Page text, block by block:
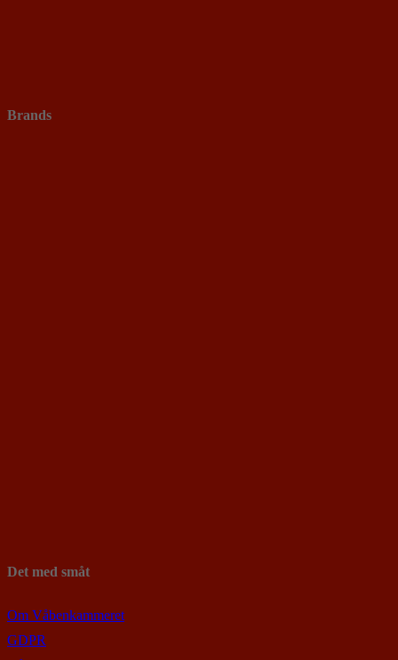
Brands
Det med småt
Om Våbenkammeret
GDPR